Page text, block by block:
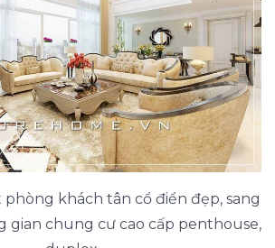
phòng khách tân cổ điển đẹp, sang
gian chung cư cao cấp penthouse,